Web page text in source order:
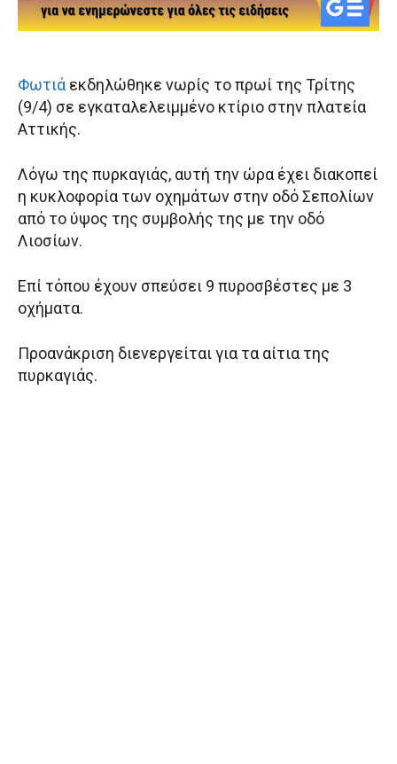
Φωτιάεκδηλώθηκε νωρίς το πρωί της Τρίτης
(9/4) σε εγκαταλελειμμένο κτίριο στην πλατεία
Αττικής.
Λόγω της πυρκαγιάς, αυτή την ώρα έχει διακοπεί
η κυκλοφορία των οχημάτων στην οδό Σεπολίων
από το ύψος της συμβολής της με την οδό
Λιοσίων.
Επί τόπου έχουν σπεύσει 9 πυροσβέστες με 3
οχήματα.
Προανάκριση διενεργείται για τα αίτια της
πυρκαγιάς.